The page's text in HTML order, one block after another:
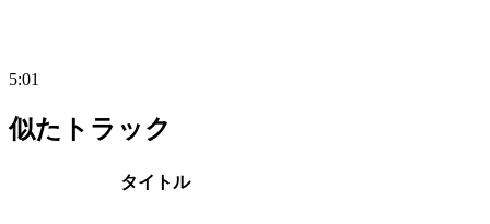
5:01
似たトラック
タイトル